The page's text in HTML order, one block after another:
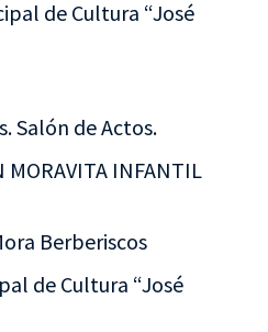
de Cultura “José
Salón de Actos.
MORAVITA INFANTIL
Berberiscos
de Cultura “José